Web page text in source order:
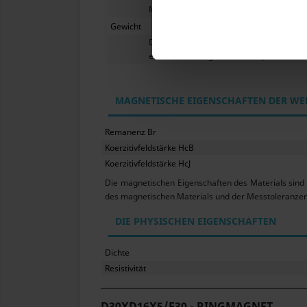
Magneten sowie eine Belastung mit
Gewicht
Die hier angegebenen
erhältlichen Magnete. Wir empfehlen,
MAGNETISCHE EIGENSCHAFTEN DER
Remanenz Br
Koerzitivfeldstärke HcB
Koerzitivfeldstärke HcJ
Die magnetischen Eigenschaften des Materials
des magnetischen Materials und der
DIE PHYSISCHEN EIGENSCHAFTEN
Dichte
Resistivität